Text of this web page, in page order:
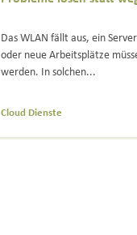
Das WLAN fällt aus, ein
oder neue Arbeitsplätze
werden. In solchen...
Cloud Dienste